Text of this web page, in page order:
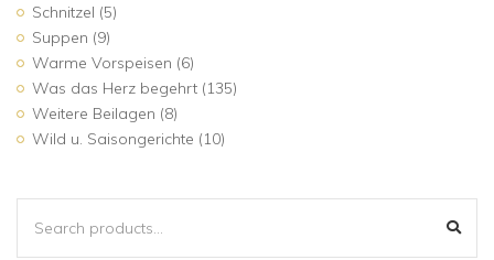
Schnitzel (5)
Suppen (9)
Warme Vorspeisen (6)
Was das Herz begehrt (135)
Weitere Beilagen (8)
Wild u. Saisongerichte (10)
FOR: